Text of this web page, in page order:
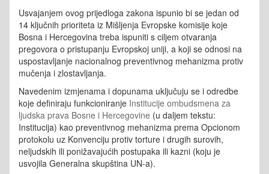
Usvajanjem ovog prijedloga zakona ispunio bi se jedan od
14 ključnih prioriteta iz Mišljenja Evropske komisije koje
Bosna i Hercegovina treba ispuniti s ciljem otvaranja
pregovora o pristupanju Evropskoj uniji, a koji se odnosi na
uspostavljanje nacionalnog preventivnog mehanizma protiv
mučenja i zlostavljanja.
Navedenim izmjenama i dopunama uključuju se i odredbe
koje definiraju funkcioniranje Institucije ombudsmena za
ljudska prava Bosne i Hercegovine (u daljem tekstu:
Institucija) kao preventivnog mehanizma prema Opcionom
protokolu uz Konvenciju protiv torture i drugih surovih,
neljudskih ili ponižavajućih postupaka ili kazni (koju je
usvojila Generalna skupština UN-a).